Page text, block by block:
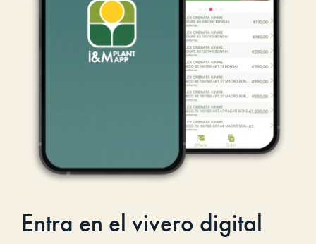
Entra en el vivero digital